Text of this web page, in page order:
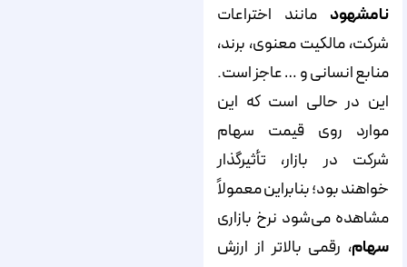
نامشهود مانند اختراعات
شرکت، مالکیت معنوی، برند،
منابع انسانی و … عاجز است.
این در حالی است که این
موارد روی قیمت سهام
شرکت در بازار، تأثیرگذار
خواهند بود؛ بنابراین معمولاً
مشاهده می‌شود نرخ بازاری
سهام، رقمی بالاتر از ارزش